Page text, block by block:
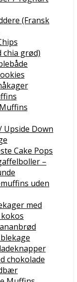
(Fransk
chia grød)
Upside Down
Cake Pops
–
uden
med
chokolade